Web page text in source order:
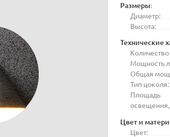
Размеры:
Диаметр:
Высота:
Технические
Мощность
Общая
Тип цоколя:
Площадь
Цвет и
Цвет: